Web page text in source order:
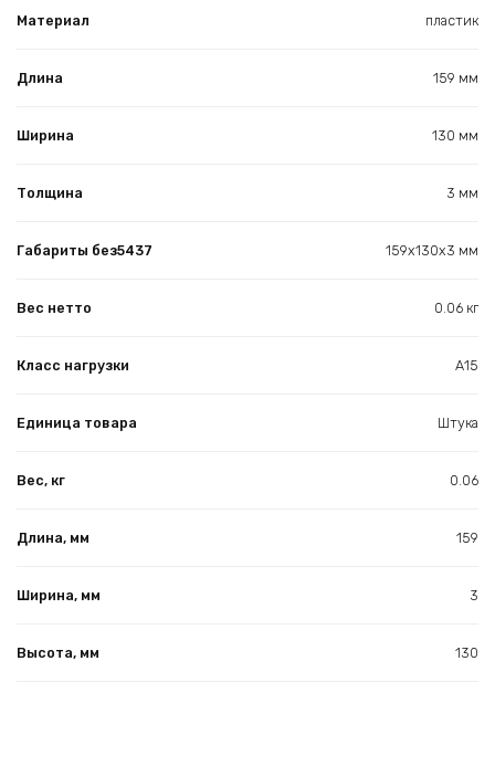
Материал пластик
Длина 159 мм
Ширина 130 мм
Толщина 3 мм
Габариты без5437 159х130х3 мм
Вес нетто 0.06 кг
Класс нагрузки А15
Единица товара Штука
Вес, кг 0.06
Длина, мм 159
Ширина, мм 3
Высота, мм 130